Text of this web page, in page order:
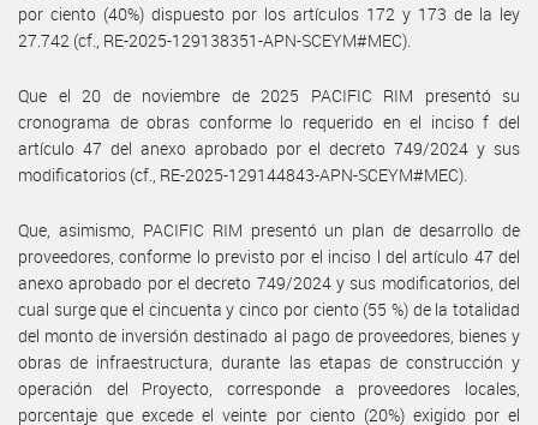
por ciento (40%) dispuesto por los artículos 172 y 173 de la ley
27.742 (cf., RE-2025-129138351-APN-SCEYM#MEC).
Que el 20 de noviembre de 2025 PACIFIC RIM presentó su
cronograma de obras conforme lo requerido en el inciso f del
artículo 47 del anexo aprobado por el decreto 749/2024 y sus
modificatorios (cf., RE-2025-129144843-APN-SCEYM#MEC).
Que, asimismo, PACIFIC RIM presentó un plan de desarrollo de
proveedores, conforme lo previsto por el inciso l del artículo 47 del
anexo aprobado por el decreto 749/2024 y sus modificatorios, del
cual surge que el cincuenta y cinco por ciento (55 %) de la totalidad
del monto de inversión destinado al pago de proveedores, bienes y
obras de infraestructura, durante las etapas de construcción y
operación del Proyecto, corresponde a proveedores locales,
porcentaje que excede el veinte por ciento (20%) exigido por el